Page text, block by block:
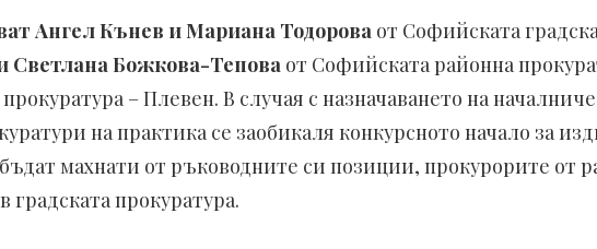
Ангел Кънев и Мариана Тодороваот Софийската
Светлана Божкова-Теповаот Софийската районна
– Плевен. В случая с назначаването на
на практика се заобикаля конкурсното начало за
махнати от ръководните си позиции, прокурорите от
прокуратура.